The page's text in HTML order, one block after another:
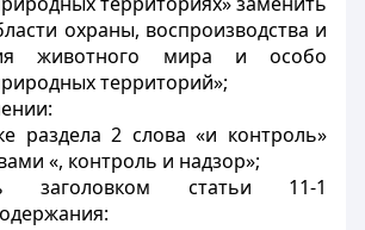
охраны, воспроизводства и
животного мира и особо
территорий»;
раздела 2 слова «и контроль»
«, контроль и надзор»;
заголовком статьи 11-1